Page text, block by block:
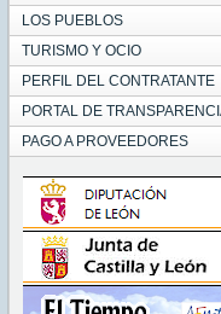
LOS PUEBLOS
TURISMO Y OCIO
PERFIL DEL CONTRATANTE
PORTAL DE
PAGO A PROVEEDORES